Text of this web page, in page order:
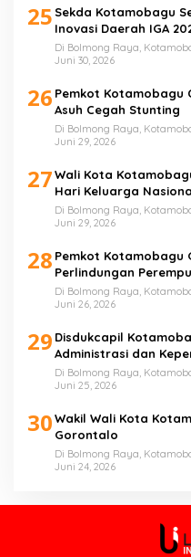
25 Sekda Kotamobagu
Inovasi Daerah IGA
Di Bolmong Raya,
Juni 30, 2026
26 Pemkot Kotamobagu
Asuh Cegah Stunting
Di Bolmong Raya,
Juni 29, 2026
27Wali Kota
Hari Keluarga
Di Bolmong Raya,
Juni 29, 2026
28 Pemkot Kotamobagu
Perlindungan
Di Bolmong Raya,
Juni 26, 2026
29 Disdukcapil
Administrasi dan
Di Bolmong Raya,
Juni 25, 2026
30Wakil Wali Kota
Gorontalo
Di Bolmong Raya,
Juni 24, 2026